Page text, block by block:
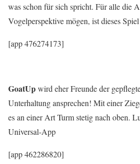
was schon für sich spricht. Für alle die
Vogelperspektive mögen, ist dieses
[app 476274173]
GoatUpwird eher Freunde der
Unterhaltung ansprechen! Mit einer
es an einer Art Turm stetig nach oben.
Universal-App
[app 462286820]